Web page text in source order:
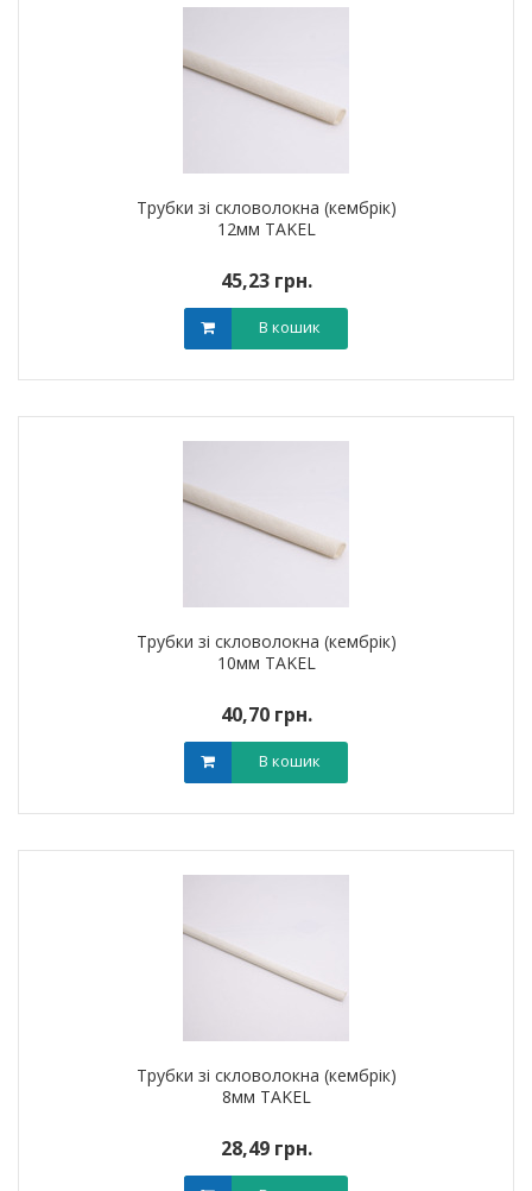
Трубки зі скловолокна (кембрік)
12мм TAKEL
45,23 грн.
В кошик
Трубки зі скловолокна (кембрік)
10мм TAKEL
40,70 грн.
В кошик
Трубки зі скловолокна (кембрік)
8мм TAKEL
28,49 грн.